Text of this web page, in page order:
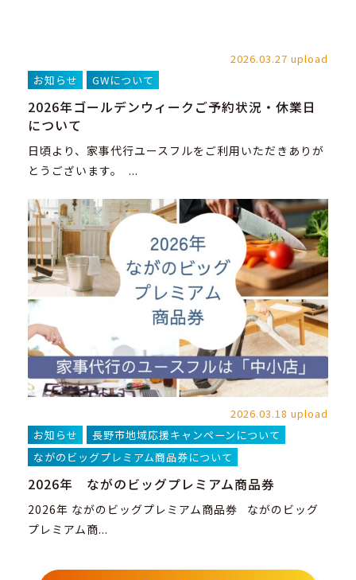
2026.03.27 upload
お知らせ
GWについて
2026年ゴールデンウィークご予約状況・休業日
について
日頃より、家事代行ユースフルをご利用いただきありが
とうございます。 ...
2026.03.18 upload
お知らせ
長野市地域応援キャンペーンについて
ながのビッグプレミアム商品券について
2026年 ながのビッグプレミアム商品券
2026年 ながのビッグプレミアム商品券 ながのビッグ
プレミアム商...